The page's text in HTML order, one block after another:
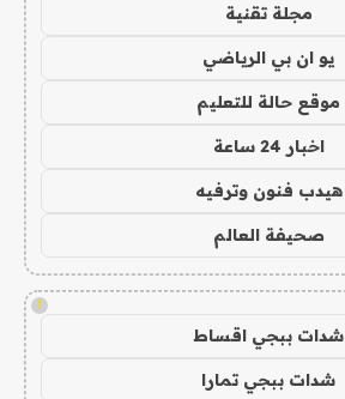
مجلة تقنية
يو ان بي الرياضي
موقع حالة للتعليم
اخبار 24 ساعة
هيدب فنون وترفيه
صحيفة العالم
!
شدات ببجي اقساط
شدات ببجي تمارا